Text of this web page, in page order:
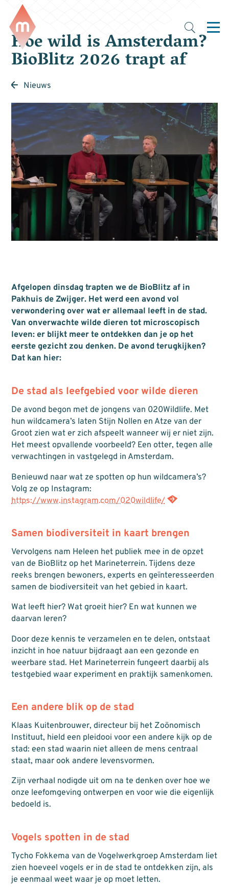
Hoe wild is Amsterdam?
BioBlitz 2026 trapt af
Nieuws
Afgelopen dinsdag trapten we de BioBlitz af in
Pakhuis de Zwijger. Het werd een avond vol
verwondering over wat er allemaal leeft in de stad.
Van onverwachte wilde dieren tot microscopisch
leven: er blijkt meer te ontdekken dan je op het
eerste gezicht zou denken. De avond terugkijken?
Dat kan hier:
De stad als leefgebied voor wilde dieren
De avond begon met de jongens van 020Wildlife. Met
hun wildcamera’s laten Stijn Nollen en Atze van der
Groot zien wat er zich afspeelt wanneer wij er niet zijn.
Het meest opvallende voorbeeld? Een otter, tegen alle
verwachtingen in vastgelegd in Amsterdam.
Benieuwd naar wat ze spotten op hun wildcamera’s?
Volg ze op Instagram:
https://www.instagram.com/020wildlife/
Samen biodiversiteit in kaart brengen
Vervolgens nam Heleen het publiek mee in de opzet
van de BioBlitz op het Marineterrein. Tijdens deze
reeks brengen bewoners, experts en geïnteresseerden
samen de biodiversiteit van het gebied in kaart.
Wat leeft hier? Wat groeit hier? En wat kunnen we
daarvan leren?
Door deze kennis te verzamelen en te delen, ontstaat
inzicht in hoe natuur bijdraagt aan een gezonde en
weerbare stad. Het Marineterrein fungeert daarbij als
testgebied waar experiment en praktijk samenkomen.
Een andere blik op de stad
Klaas Kuitenbrouwer, directeur bij het Zoönomisch
Instituut, hield een pleidooi voor een andere kijk op de
stad: een stad waarin niet alleen de mens centraal
staat, maar ook andere levensvormen.
Zijn verhaal nodigde uit om na te denken over hoe we
onze leefomgeving ontwerpen en voor wie die eigenlijk
bedoeld is.
Vogels spotten in de stad
Tycho Fokkema van de Vogelwerkgroep Amsterdam liet
zien hoeveel vogels er in de stad te ontdekken zijn, als
je eenmaal weet waar je op moet letten.